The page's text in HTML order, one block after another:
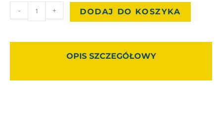
- + DODAJ DO KOSZYKA
OPIS SZCZEGÓŁOWY